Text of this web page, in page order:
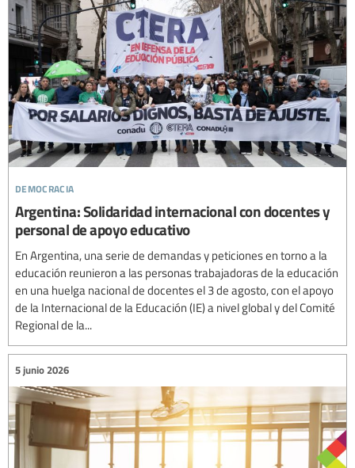
democracia
Argentina: Solidaridad internacional con docentes y
personal de apoyo educativo
En Argentina, una serie de demandas y peticiones en torno a la
educación reunieron a las personas trabajadoras de la educación
en una huelga nacional de docentes el 3 de agosto, con el apoyo
de la Internacional de la Educación (IE) a nivel global y del Comité
Regional de la...
5 junio 2026